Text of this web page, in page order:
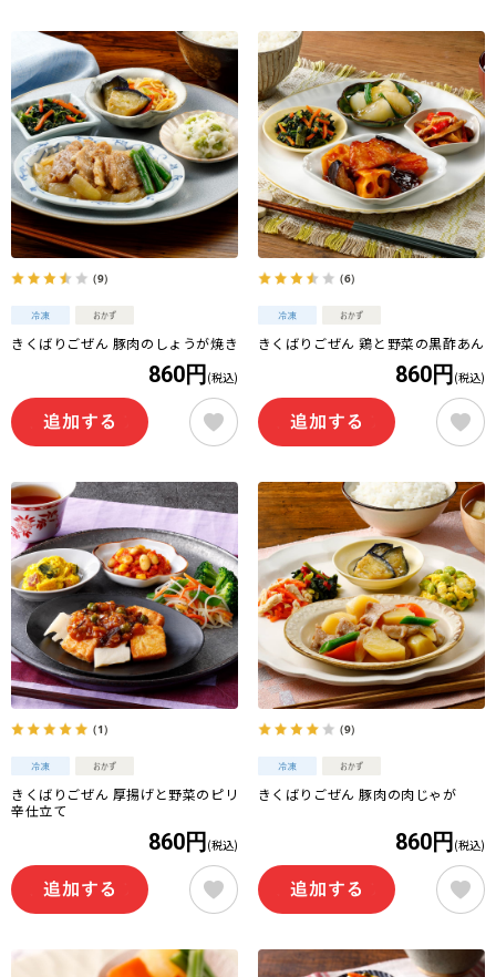
（9）
きくばりごぜん 豚肉のしょうが焼き
860円 (税込)
（6）
きくばりごぜん 鶏と野菜の黒酢あん
860円 (税込)
（1）
きくばりごぜん 厚揚げと野菜のピリ
辛仕立て
860円 (税込)
（9）
きくばりごぜん 豚肉の肉じゃが
860円 (税込)